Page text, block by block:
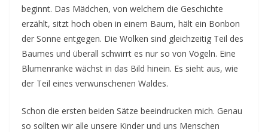
beginnt. Das Mädchen, von welchem die Geschichte
erzählt, sitzt hoch oben in einem Baum, hält ein Bonbon
der Sonne entgegen. Die Wolken sind gleichzeitig Teil des
Baumes und überall schwirrt es nur so von Vögeln. Eine
Blumenranke wächst in das Bild hinein. Es sieht aus, wie
der Teil eines verwunschenen Waldes.
Schon die ersten beiden Sätze beeindrucken mich. Genau
so sollten wir alle unsere Kinder und uns Menschen